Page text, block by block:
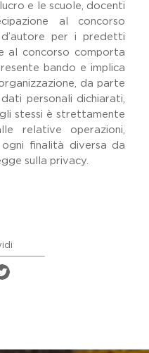
e le scuole, docenti
al concorso
per i predetti
al concorso comporta
bando e implica
da parte
personali dichiarati,
stessi è strettamente
relative operazioni,
ogni finalità diversa da
sulla privacy.